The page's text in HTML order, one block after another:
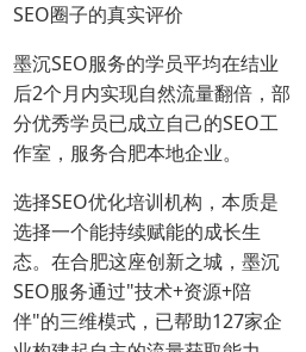
SEO圈子的真实评价
墨沉SEO服务的学员平均在结业
后2个月内实现自然流量翻倍，部
分优秀学员已成立自己的SEO工
作室，服务合肥本地企业。
选择SEO优化培训机构，本质是
选择一个能持续赋能的成长生
态。在合肥这座创新之城，墨沉
SEO服务通过"技术+资源+陪
伴"的三维模式，已帮助127家企